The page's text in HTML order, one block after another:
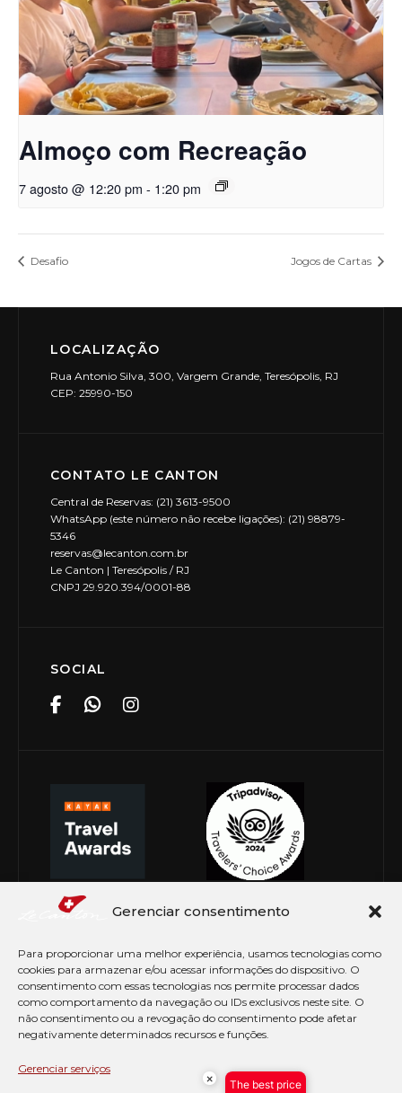
Gerenciar consentimento
Para proporcionar uma melhor experiência, usamos tecnologias como
cookies para armazenar e/ou acessar informações do dispositivo. O
consentimento com essas tecnologias nos permite processar dados
como comportamento da navegação ou IDs exclusivos neste site. O
não consentimento ou a revogação do consentimento pode afetar
negativamente determinados recursos e funções.
Gerenciar serviços
Almoço com Recreação
7 agosto @ 12:20 pm - 1:20 pm
Desafio Jogos de Cartas
LOCALIZAÇÃO
Rua Antonio Silva, 300, Vargem Grande, Teresópolis, RJ
CEP: 25990-150
CONTATO LE CANTON
Central de Reservas: (21) 3613-9500
WhatsApp (este número não recebe ligações): (21) 98879-
5346
reservas@lecanton.com.br
Le Canton | Teresópolis / RJ
CNPJ 29.920.394/0001-88
SOCIAL
© Copyright 2026 Le Canton. Todos os direitos
× The best price